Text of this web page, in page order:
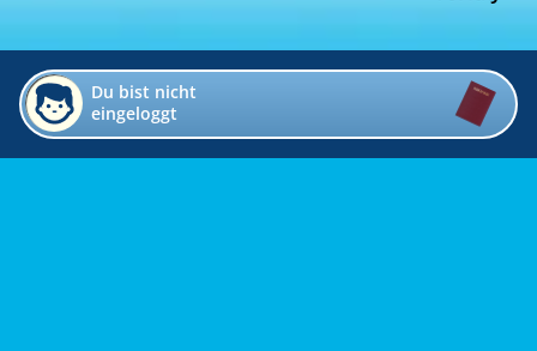
Du bist nicht
eingeloggt